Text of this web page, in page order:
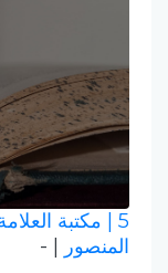
5
| مكتبة
المنصور
| -